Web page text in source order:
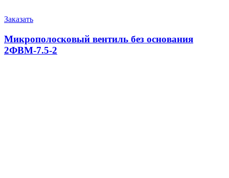
Заказать
Микрополосковый вентиль без основания
2ФВМ-7.5-2